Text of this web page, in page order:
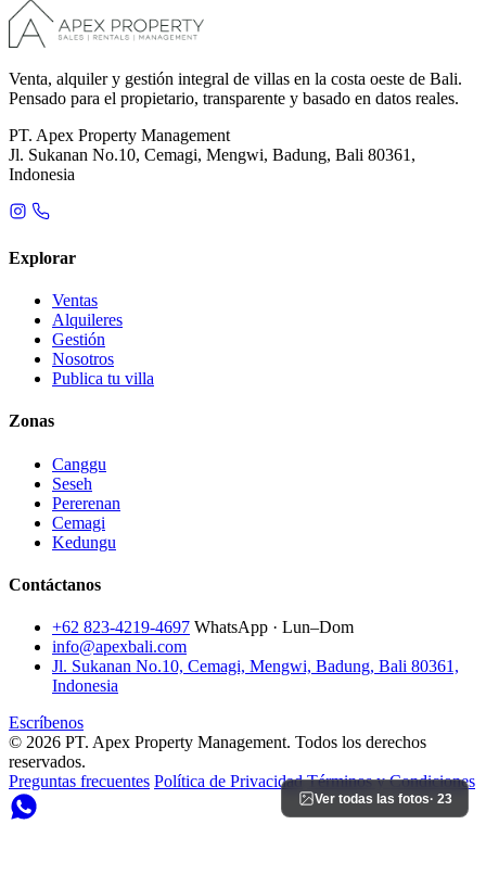
Ver todas las fotos· 23
Venta, alquiler y gestión integral de villas en la costa oeste de Bali.
Pensado para el propietario, transparente y basado en datos reales.
PT. Apex Property Management
Jl. Sukanan No.10, Cemagi, Mengwi, Badung, Bali 80361,
Indonesia
Explorar
Ventas
Alquileres
Gestión
Nosotros
Publica tu villa
Zonas
Canggu
Seseh
Pererenan
Cemagi
Kedungu
Contáctanos
+62 823-4219-4697 WhatsApp · Lun–Dom
info@apexbali.com
Jl. Sukanan No.10, Cemagi, Mengwi, Badung, Bali 80361,
Indonesia
Escríbenos
© 2026 PT. Apex Property Management. Todos los derechos
reservados.
Preguntas frecuentes Política de Privacidad Términos y Condiciones